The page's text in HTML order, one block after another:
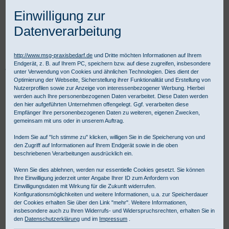
Praxisbedarf Shop Diagnostik Allgemeine Diagnostik
HNO Diagnostik
Otoskope
HEINE BETA® 400 LED F.O. 2,5 V Kit
Einwilligung zur
Datenverarbeitung
http://www.msg-praxisbedarf.de und Dritte möchten Informationen auf Ihrem
Endgerät, z. B. auf Ihrem PC, speichern bzw. auf diese zugreifen, insbesondere
unter Verwendung von Cookies und ähnlichen Technologien. Dies dient der
Optimierung der Webseite, Sicherstellung ihrer Funktionalität und Erstellung von
Nutzerprofilen sowie zur Anzeige von interessenbezogener Werbung. Hierbei
werden auch Ihre personenbezogenen Daten verarbeitet. Diese Daten werden
den hier aufgeführten Unternehmen offengelegt. Ggf. verarbeiten diese
Empfänger Ihre personenbezogenen Daten zu weiteren, eigenen Zwecken,
gemeinsam mit uns oder in unserem Auftrag.
Indem Sie auf "Ich stimme zu" klicken, willigen Sie in die Speicherung von und
den Zugriff auf Informationen auf Ihrem Endgerät sowie in die oben
beschriebenen Verarbeitungen ausdrücklich ein.
Wenn Sie dies ablehnen, werden nur essentielle Cookies gesetzt. Sie können
Ihre Einwilligung jederzeit unter Angabe Ihrer ID zum Anfordern von
Einwilligungsdaten mit Wirkung für die Zukunft widerrufen.
Konfigurationsmöglichkeiten und weitere Informationen, u.a. zur Speicherdauer
der Cookies erhalten Sie über den Link "mehr". Weitere Informationen,
insbesondere auch zu Ihren Widerrufs- und Widerspruchsrechten, erhalten Sie in
den Datenschutzerklärung und im Impressum